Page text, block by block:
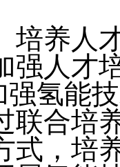
培养人
强人才
氢能
联合培
式，培